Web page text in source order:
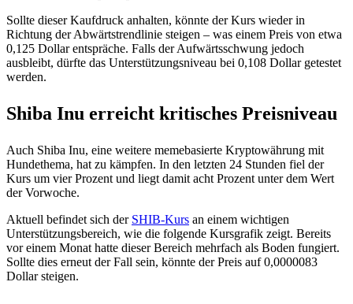
Sollte dieser Kaufdruck anhalten, könnte der Kurs wieder in
Richtung der Abwärtstrendlinie steigen – was einem Preis von etwa
0,125 Dollar entspräche. Falls der Aufwärtsschwung jedoch
ausbleibt, dürfte das Unterstützungsniveau bei 0,108 Dollar getestet
werden.
Shiba Inu erreicht kritisches Preisniveau
Auch Shiba Inu, eine weitere memebasierte Kryptowährung mit
Hundethema, hat zu kämpfen. In den letzten 24 Stunden fiel der
Kurs um vier Prozent und liegt damit acht Prozent unter dem Wert
der Vorwoche.
Aktuell befindet sich der SHIB-Kurs an einem wichtigen
Unterstützungsbereich, wie die folgende Kursgrafik zeigt. Bereits
vor einem Monat hatte dieser Bereich mehrfach als Boden fungiert.
Sollte dies erneut der Fall sein, könnte der Preis auf 0,0000083
Dollar steigen.